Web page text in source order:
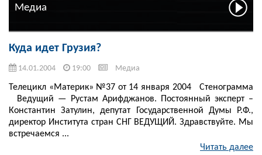
Медиа
Куда идет Грузия?
14.01.2004 19:00 Медиа
Телецикл «Материк» №37 от 14 января 2004 Стенограмма
Ведущий — Рустам Арифджанов. Постоянный эксперт –
Константин Затулин, депутат Государственной Думы Р.Ф.,
директор Института стран СНГ ВЕДУЩИЙ. Здравствуйте. Мы
встречаемся ...
Читать далее